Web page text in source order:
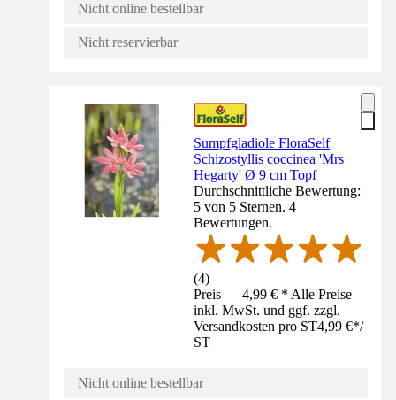
Nicht online bestellbar
Nicht reservierbar
Sumpfgladiole FloraSelf
Schizostyllis coccinea 'Mrs
Hegarty' Ø 9 cm Topf
Durchschnittliche Bewertung:
5 von 5 Sternen. 4
Bewertungen.
(4)
Preis — 4,99 € * Alle Preise
inkl. MwSt. und ggf. zzgl.
Versandkosten pro ST4,99 €*/
ST
Nicht online bestellbar